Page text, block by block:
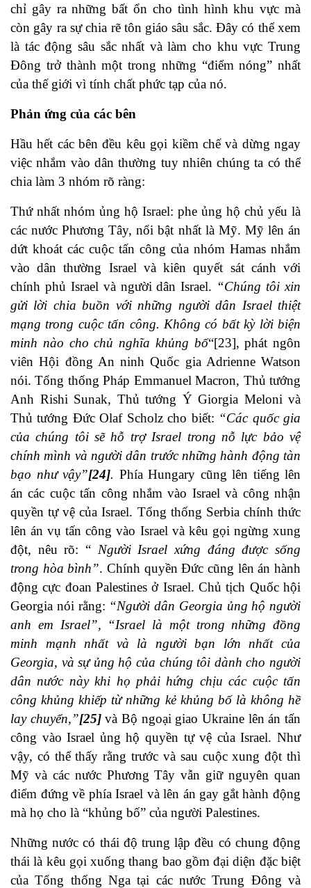
chỉ gây ra những bất ổn cho tình hình khu vực mà
còn gây ra sự chia rẽ tôn giáo sâu sắc. Đây có thể xem
là tác động sâu sắc nhất và làm cho khu vực Trung
Đông trở thành một trong những “điểm nóng” nhất
của thế giới vì tính chất phức tạp của nó.
Phản ứng của các bên
Hầu hết các bên đều kêu gọi kiềm chế và dừng ngay
việc nhắm vào dân thường tuy nhiên chúng ta có thể
chia làm 3 nhóm rõ ràng:
Thứ nhất nhóm ủng hộ Israel: phe ủng hộ chủ yếu là
các nước Phương Tây, nổi bật nhất là Mỹ. Mỹ lên án
dứt khoát các cuộc tấn công của nhóm Hamas nhắm
vào dân thường Israel và kiên quyết sát cánh với
chính phủ Israel và người dân Israel. “Chúng tôi xin
gửi lời chia buồn với những người dân Israel thiệt
mạng trong cuộc tấn công. Không có bất kỳ lời biện
minh nào cho chủ nghĩa khủng bố“[23], phát ngôn
viên Hội đồng An ninh Quốc gia Adrienne Watson
nói. Tổng thống Pháp Emmanuel Macron, Thủ tướng
Anh Rishi Sunak, Thủ tướng Ý Giorgia Meloni và
Thủ tướng Đức Olaf Scholz cho biết: “Các quốc gia
của chúng tôi sẽ hỗ trợ Israel trong nỗ lực bảo vệ
chính mình và người dân trước những hành động tàn
bạo như vậy”[24]. Phía Hungary cũng lên tiếng lên
án các cuộc tấn công nhắm vào Israel và công nhận
quyền tự vệ của Israel. Tổng thống Serbia chính thức
lên án vụ tấn công vào Israel và kêu gọi ngừng xung
đột, nêu rõ: “ Người Israel xứng đáng được sống
trong hòa bình”. Chính quyền Đức cũng lên án hành
động cực đoan Palestines ở Israel. Chủ tịch Quốc hội
Georgia nói rằng: “Người dân Georgia ủng hộ người
anh em Israel”, “Israel là một trong những đồng
minh mạnh nhất và là người bạn lớn nhất của
Georgia, và sự ủng hộ của chúng tôi dành cho người
dân nước này khi họ phải hứng chịu các cuộc tấn
công khủng khiếp từ những kẻ khủng bố là không hề
lay chuyển,”[25]và Bộ ngoại giao Ukraine lên án tấn
công vào Israel ủng hộ quyền tự vệ của Israel. Như
vậy, có thể thấy rằng trước và sau cuộc xung đột thì
Mỹ và các nước Phương Tây vẫn giữ nguyên quan
điểm đứng về phía Israel và lên án gay gắt hành động
mà họ cho là “khủng bố” của người Palestines.
Những nước có thái độ trung lập đều có chung động
thái là kêu gọi xuống thang bao gồm đại diện đặc biệt
của Tổng thống Nga tại các nước Trung Đông và